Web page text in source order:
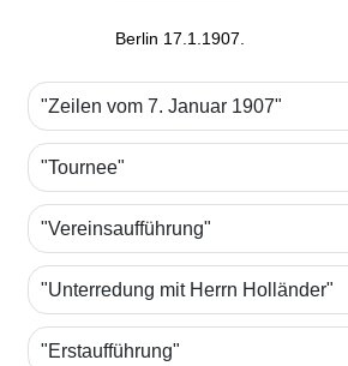
Berlin 17.1.1907.
"Zeilen vom 7. Januar 1907"
"Tournee"
"Vereinsaufführung"
"Unterredung mit Herrn Holländer"
"Erstaufführung"